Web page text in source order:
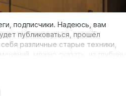
подписчики. Надеюсь, вам
публиковаться, прошёл
различные старые техники,
можно сказать, из глубины